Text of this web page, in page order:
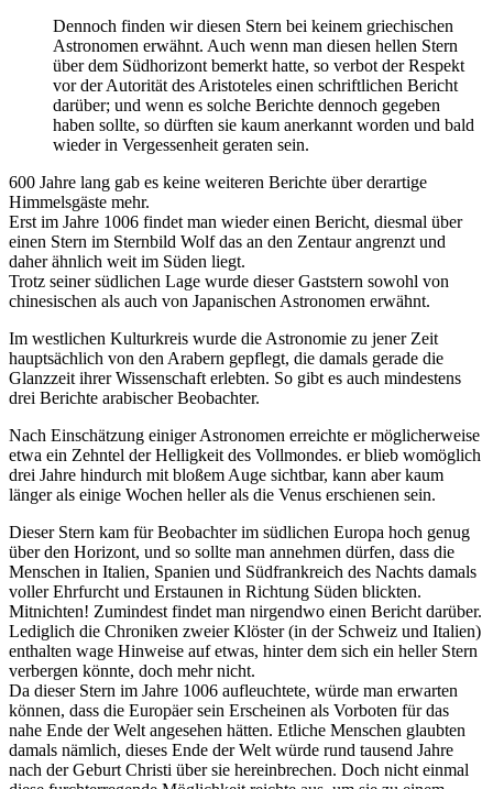
Dennoch finden wir diesen Stern bei keinem griechischen
Astronomen erwähnt. Auch wenn man diesen hellen Stern
über dem Südhorizont bemerkt hatte, so verbot der Respekt
vor der Autorität des Aristoteles einen schriftlichen Bericht
darüber; und wenn es solche Berichte dennoch gegeben
haben sollte, so dürften sie kaum anerkannt worden und bald
wieder in Vergessenheit geraten sein.
600 Jahre lang gab es keine weiteren Berichte über derartige
Himmelsgäste mehr.
Erst im Jahre 1006 findet man wieder einen Bericht, diesmal über
einen Stern im Sternbild Wolf das an den Zentaur angrenzt und
daher ähnlich weit im Süden liegt.
Trotz seiner südlichen Lage wurde dieser Gaststern sowohl von
chinesischen als auch von Japanischen Astronomen erwähnt.
Im westlichen Kulturkreis wurde die Astronomie zu jener Zeit
hauptsächlich von den Arabern gepflegt, die damals gerade die
Glanzzeit ihrer Wissenschaft erlebten. So gibt es auch mindestens
drei Berichte arabischer Beobachter.
Nach Einschätzung einiger Astronomen erreichte er möglicherweise
etwa ein Zehntel der Helligkeit des Vollmondes. er blieb womöglich
drei Jahre hindurch mit bloßem Auge sichtbar, kann aber kaum
länger als einige Wochen heller als die Venus erschienen sein.
Dieser Stern kam für Beobachter im südlichen Europa hoch genug
über den Horizont, und so sollte man annehmen dürfen, dass die
Menschen in Italien, Spanien und Südfrankreich des Nachts damals
voller Ehrfurcht und Erstaunen in Richtung Süden blickten.
Mitnichten! Zumindest findet man nirgendwo einen Bericht darüber.
Lediglich die Chroniken zweier Klöster (in der Schweiz und Italien)
enthalten wage Hinweise auf etwas, hinter dem sich ein heller Stern
verbergen könnte, doch mehr nicht.
Da dieser Stern im Jahre 1006 aufleuchtete, würde man erwarten
können, dass die Europäer sein Erscheinen als Vorboten für das
nahe Ende der Welt angesehen hätten. Etliche Menschen glaubten
damals nämlich, dieses Ende der Welt würde rund tausend Jahre
nach der Geburt Christi über sie hereinbrechen. Doch nicht einmal